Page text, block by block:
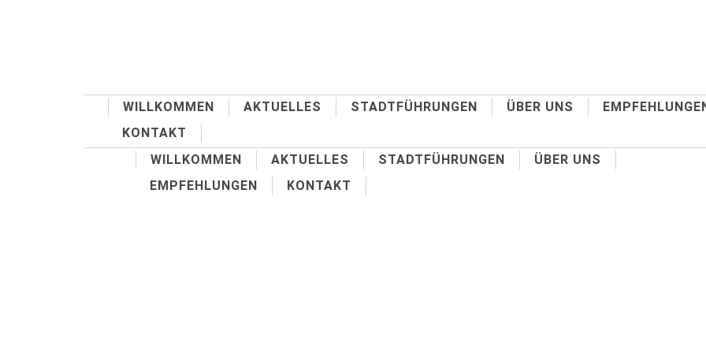
WILLKOMMEN AKTUELLES STADTFÜHRUNGEN ÜBER UNS
KONTAKT
WILLKOMMEN
AKTUELLES STADTFÜHRUNGEN
ÜBER UNS
EMPFEHLUNGEN
KONTAKT